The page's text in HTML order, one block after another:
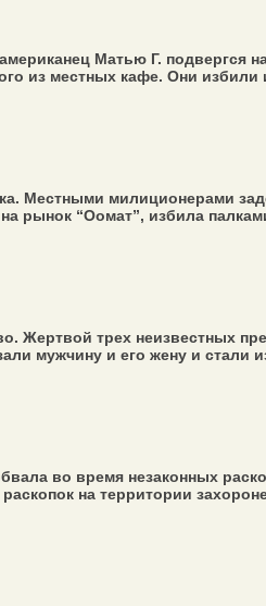
Матью Г. подвергся
из местных кафе. Они
Местными милиционерами
рынок “Оомат”, избила
Жертвой трех неизвестных
мужчину и его жену и стали
во время незаконных
на территории